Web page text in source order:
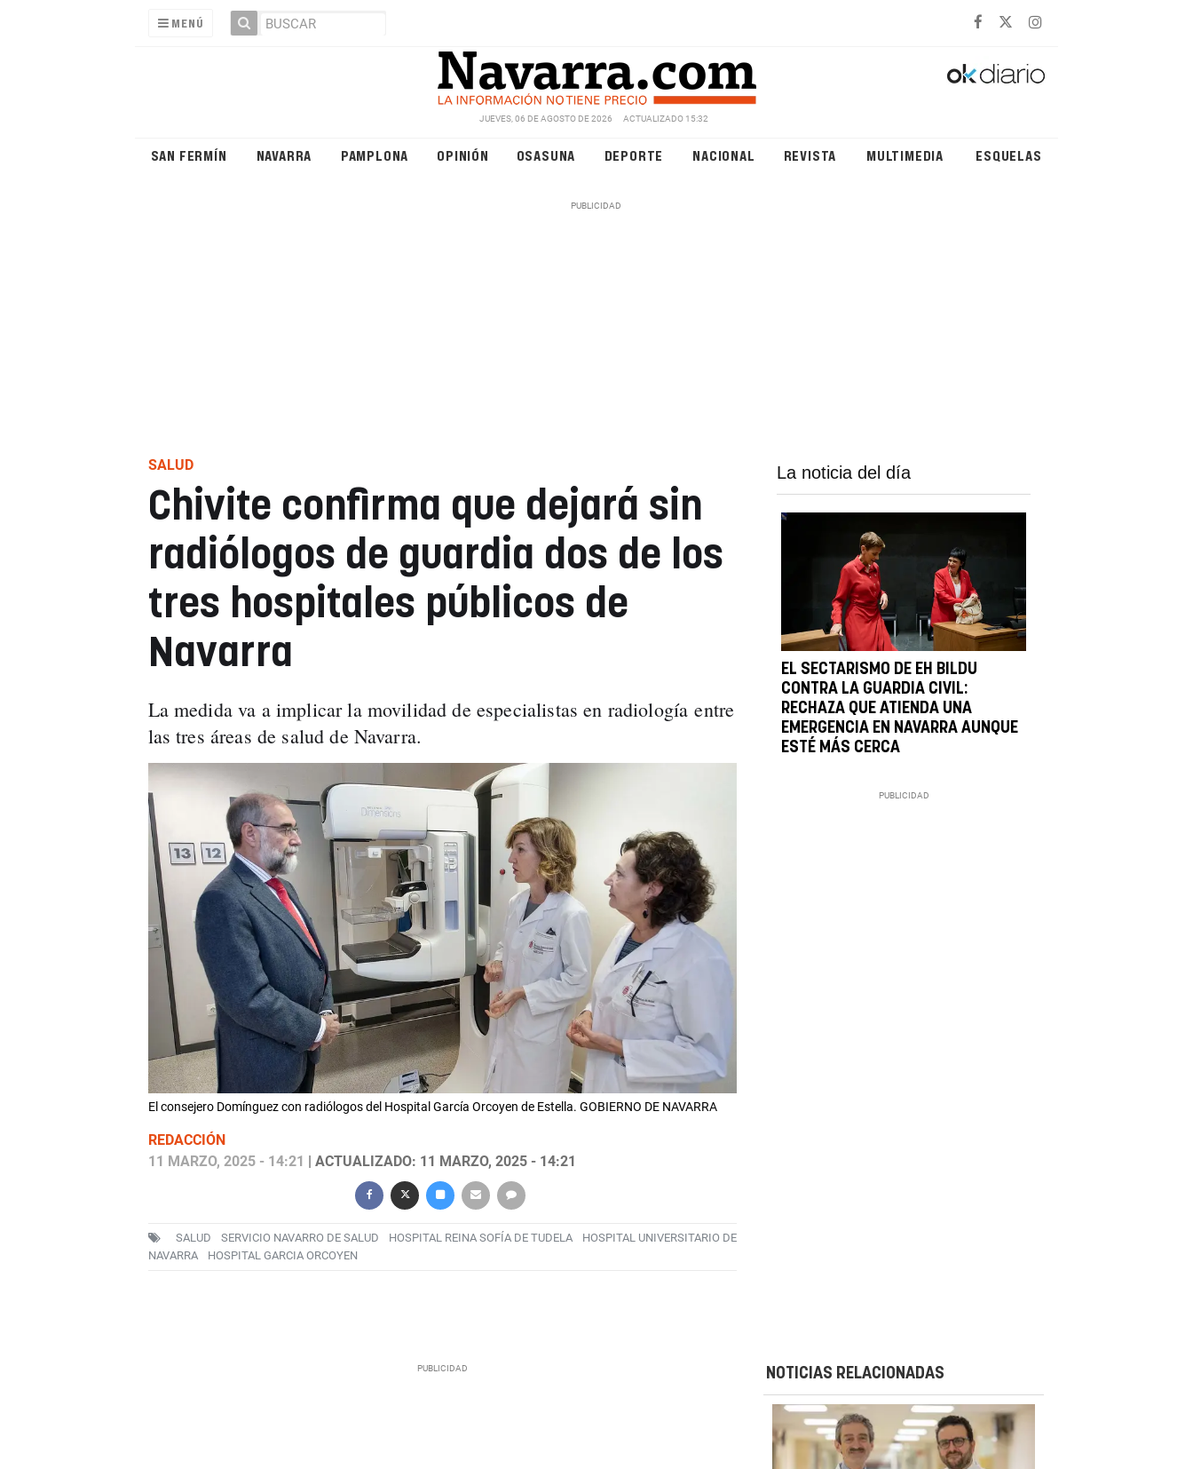
MENÚ
JUEVES, 06 DE AGOSTO DE 2026 ACTUALIZADO 15:32
SAN FERMÍN NAVARRA PAMPLONA OPINIÓN OSASUNA DEPORTE NACIONAL REVISTA MULTIMEDIA ESQUELAS
SALUD
Chivite confirma que dejará sin
radiólogos de guardia dos de los
tres hospitales públicos de
Navarra
La medida va a implicar la movilidad de especialistas en radiología entre
las tres áreas de salud de Navarra.
El consejero Domínguez con radiólogos del Hospital García Orcoyen de Estella. GOBIERNO DE NAVARRA
REDACCIÓN
11 MARZO, 2025 - 14:21
| ACTUALIZADO: 11 MARZO, 2025 - 14:21
SALUD SERVICIO NAVARRO DE SALUD HOSPITAL REINA SOFÍA DE TUDELA
HOSPITAL UNIVERSITARIO DE
NAVARRA
HOSPITAL GARCIA ORCOYEN
La noticia del día
EL SECTARISMO DE EH BILDU
CONTRA LA GUARDIA CIVIL:
RECHAZA QUE ATIENDA UNA
EMERGENCIA EN NAVARRA AUNQUE
ESTÉ MÁS CERCA
NOTICIAS RELACIONADAS